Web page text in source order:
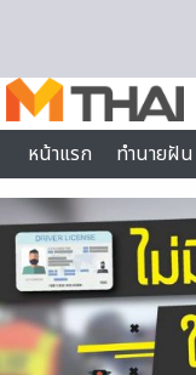
หน้าแรก
ทำนายฝัน
ไลฟ์สไตล์